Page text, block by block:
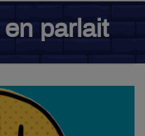
parlait